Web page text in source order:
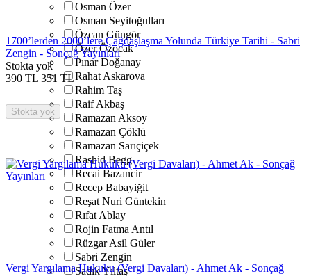
Osman Özer
Osman Seyitoğulları
Özcan Güngör
Özer Özocak
Pınar Doğanay
Rahat Askarova
Rahim Taş
Raif Akbaş
Ramazan Aksoy
Ramazan Çöklü
Ramazan Sarıçiçek
Rashid Begg
Recai Bazancir
Recep Babayiğit
Reşat Nuri Güntekin
Rıfat Ablay
Rojin Fatma Antıl
Rüzgar Asil Güler
Sabri Zengin
Sadık Yıltaş
1700’lerden 2000’lere Çağdaşlaşma Yolunda Türkiye Tarihi - Sabri
Zengin - Sonçağ Yayınları
Stokta yok
390 TL 351 TL
Stokta yok
Vergi Yargılama Hukuku (Vergi Davaları) - Ahmet Ak - Sonçağ